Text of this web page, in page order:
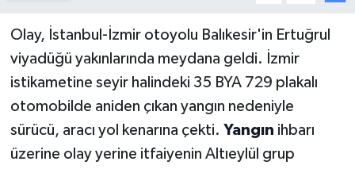
Olay, İstanbul-İzmir otoyolu Balıkesir'in Ertuğrul
viyadüğü yakınlarında meydana geldi. İzmir
istikametine seyir halindeki 35 BYA 729 plakalı
otomobilde aniden çıkan yangın nedeniyle
sürücü, aracı yol kenarına çekti. Yangın ihbarı
üzerine olay yerine itfaiyenin Altıeylül grup